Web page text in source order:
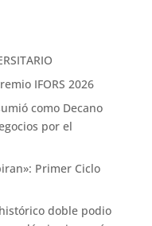
IFORS 2026
como Decano
por el
Primer Ciclo
doble podio